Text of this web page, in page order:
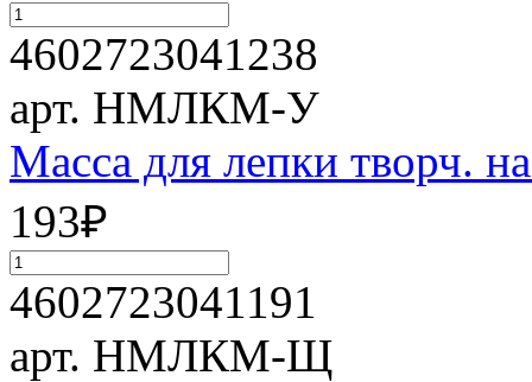
4602723041238
арт. НМЛКМ-У
Масса для лепки творч.
193₽
4602723041191
арт. НМЛКМ-Щ